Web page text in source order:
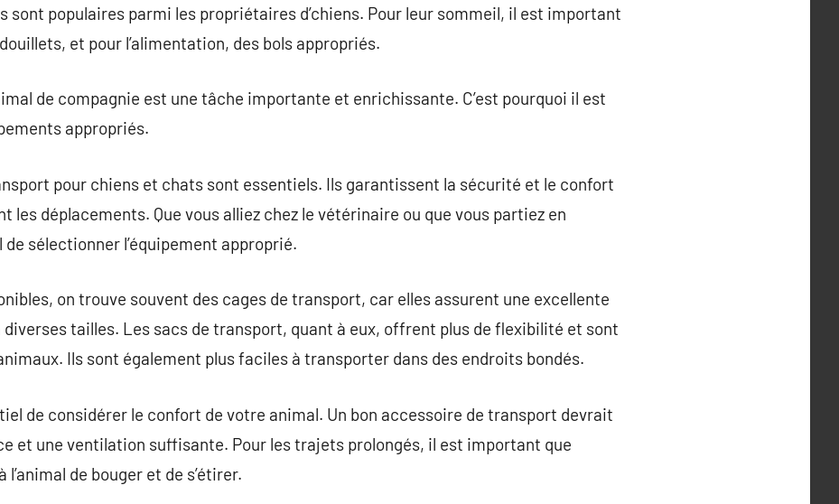
sont populaires parmi les propriétaires d’chiens. Pour leur sommeil, il est important
et pour l’alimentation, des bols appropriés.
de compagnie est une tâche importante et enrichissante. C’est pourquoi il est
appropriés.
pour chiens et chats sont essentiels. Ils garantissent la sécurité et le confort
les déplacements. Que vous alliez chez le vétérinaire ou que vous partiez en
sélectionner l’équipement approprié.
on trouve souvent des cages de transport, car elles assurent une excellente
tailles. Les sacs de transport, quant à eux, offrent plus de flexibilité et sont
Ils sont également plus faciles à transporter dans des endroits bondés.
de considérer le confort de votre animal. Un bon accessoire de transport devrait
et une ventilation suffisante. Pour les trajets prolongés, il est important que
de bouger et de s’étirer.